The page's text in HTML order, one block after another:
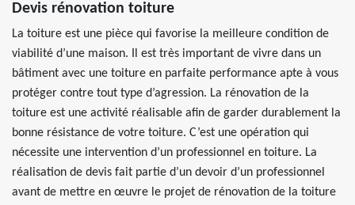
Devis rénovation toiture
La toiture est une pièce qui favorise la meilleure condition de
viabilité d’une maison. Il est très important de vivre dans un
bâtiment avec une toiture en parfaite performance apte à vous
protéger contre tout type d’agression. La rénovation de la
toiture est une activité réalisable afin de garder durablement la
bonne résistance de votre toiture. C’est une opération qui
nécessite une intervention d’un professionnel en toiture. La
réalisation de devis fait partie d’un devoir d’un professionnel
avant de mettre en œuvre le projet de rénovation de la toiture